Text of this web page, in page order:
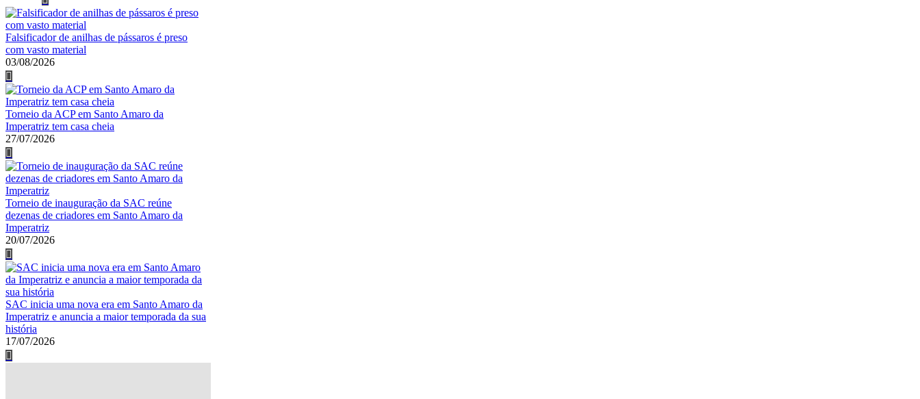
Falsificador de anilhas de pássaros é preso
com vasto material
03/08/2026
Torneio da ACP em Santo Amaro da
Imperatriz tem casa cheia
27/07/2026
Torneio de inauguração da SAC reúne
dezenas de criadores em Santo Amaro da
Imperatriz
20/07/2026
SAC inicia uma nova era em Santo Amaro da
Imperatriz e anuncia a maior temporada da sua
história
17/07/2026